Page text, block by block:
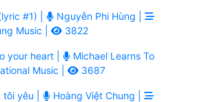
#1) |
Nguyễn Phi Hùng |
Music |
3822
your heart |
Michael Learns To
Music | 3687
yêu |
Hoàng Việt Chung |